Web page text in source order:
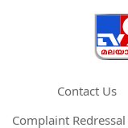
Contact Us
Complaint Redressal